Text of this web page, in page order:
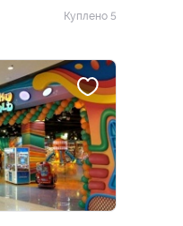
Куплено 5